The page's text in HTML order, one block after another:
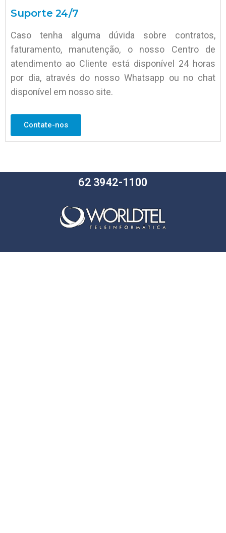
Suporte 24/7
Caso tenha alguma dúvida sobre contratos,
faturamento, manutenção, o nosso Centro de
atendimento ao Cliente está disponível 24 horas
por dia, através do nosso Whatsapp ou no chat
disponível em nosso site.
Contate-nos
62 3942-1100